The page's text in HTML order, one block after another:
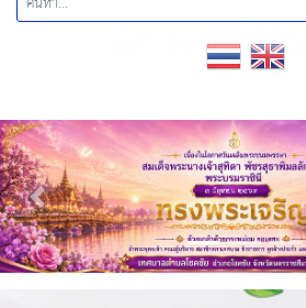
Previous